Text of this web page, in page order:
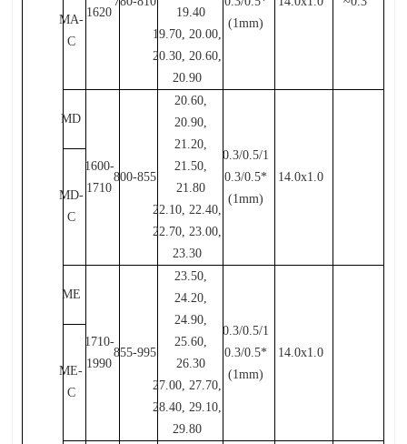
1620
19.40
19.70, 20.00,
20.30, 20.60,
20.90
(1mm)
MA-
C
MD
1600-
1710
800-855
20.60,
20.90,
21.20,
21.50,
21.80
22.10, 22.40,
22.70, 23.00,
23.30
0.3/0.5/1
0.3/0.5*
(1mm)
14.0x1.0
MD-
C
ME
1710-
1990
855-995
23.50,
24.20,
24.90,
25.60,
26.30
27.00, 27.70,
28.40, 29.10,
29.80
0.3/0.5/1
0.3/0.5*
(1mm)
14.0x1.0
ME-
C